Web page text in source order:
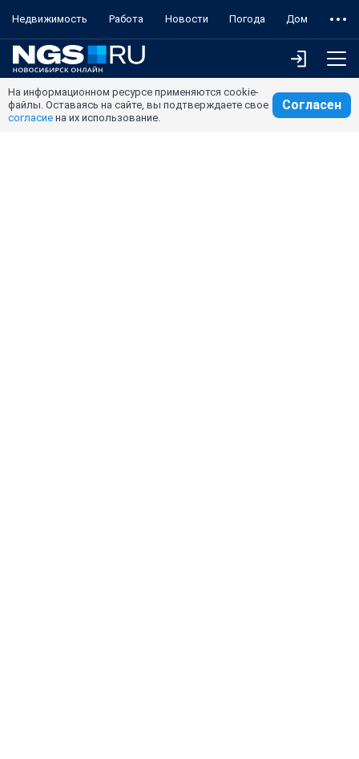
Недвижимость Работа Новости Погода Дом
На информационном ресурсе применяются cookie-
файлы. Оставаясь на сайте, вы подтверждаете свое
согласие на их использование.
Согласен